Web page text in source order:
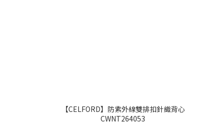
【CELFORD】防紫外線雙排扣針織背心
CWNT264053